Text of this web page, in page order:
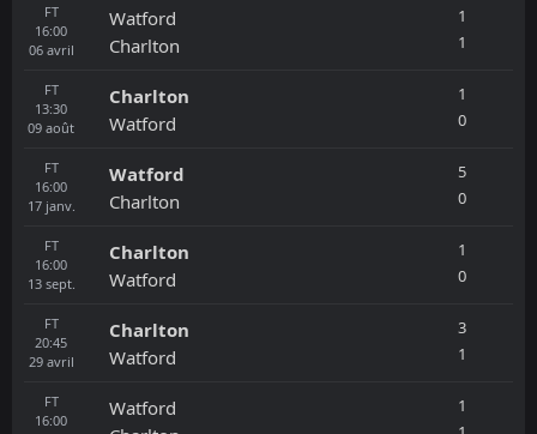
FT
16:00
06 avril
Watford
Charlton
1
1
FT
13:30
09 août
Charlton
Watford
1
0
FT
16:00
17 janv.
Watford
Charlton
5
0
FT
16:00
13 sept.
Charlton
Watford
1
0
FT
20:45
29 avril
Charlton
Watford
3
1
FT
16:00
Watford
1